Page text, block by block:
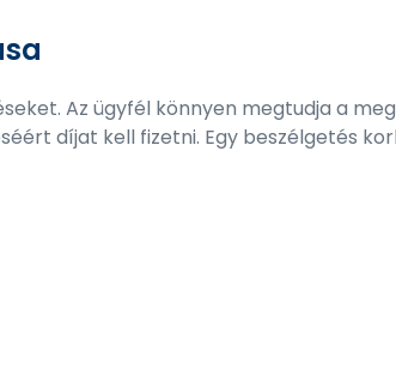
Az ügyfél könnyen megtudja a
díjat kell fizetni. Egy beszélgetés